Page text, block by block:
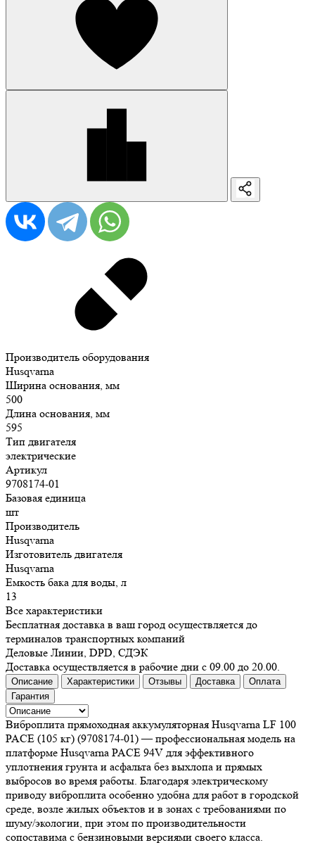
Производитель оборудования
Husqvarna
Ширина основания, мм
500
Длина основания, мм
595
Тип двигателя
электрические
Артикул
9708174‑01
Базовая единица
шт
Производитель
Husqvarna
Изготовитель двигателя
Husqvarna
Емкость бака для воды, л
13
Все характеристики
Бесплатная доставка в ваш город осуществляется до
терминалов транспортных компаний
Деловые Линии, DPD, СДЭК
Доставка осуществляется в рабочие дни с 09.00 до 20.00.
Описание Характеристики Отзывы Доставка
Оплата
Гарантия
Виброплита прямоходная аккумуляторная Husqvarna LF 100
PACE (105 кг) (9708174-01) — профессиональная модель на
платформе Husqvarna PACE 94V для эффективного
уплотнения грунта и асфальта без выхлопа и прямых
выбросов во время работы. Благодаря электрическому
приводу виброплита особенно удобна для работ в городской
среде, возле жилых объектов и в зонах с требованиями по
шуму/экологии, при этом по производительности
сопоставима с бензиновыми версиями своего класса.